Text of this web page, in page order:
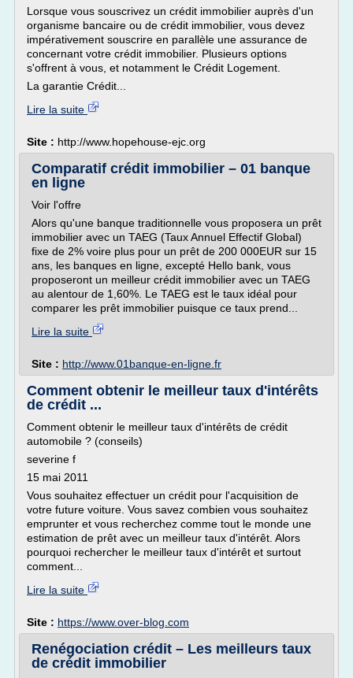
Lorsque vous souscrivez un crédit immobilier auprès d'un
organisme bancaire ou de crédit immobilier, vous devez
impérativement souscrire en parallèle une assurance de
concernant votre crédit immobilier. Plusieurs options
s'offrent à vous, et notamment le Crédit Logement.
La garantie Crédit...
Lire la suite
Site : http://www.hopehouse-ejc.org
Comparatif crédit immobilier – 01 banque
en ligne
Voir l'offre
Alors qu'une banque traditionnelle vous proposera un prêt
immobilier avec un TAEG (Taux Annuel Effectif Global)
fixe de 2% voire plus pour un prêt de 200 000EUR sur 15
ans, les banques en ligne, excepté Hello bank, vous
proposeront un meilleur crédit immobilier avec un TAEG
au alentour de 1,60%. Le TAEG est le taux idéal pour
comparer les prêt immobilier puisque ce taux prend...
Lire la suite
Site : http://www.01banque-en-ligne.fr
Comment obtenir le meilleur taux d'intérêts
de crédit ...
Comment obtenir le meilleur taux d'intérêts de crédit
automobile ? (conseils)
severine f
15 mai 2011
Vous souhaitez effectuer un crédit pour l'acquisition de
votre future voiture. Vous savez combien vous souhaitez
emprunter et vous recherchez comme tout le monde une
estimation de prêt avec un meilleur taux d'intérêt. Alors
pourquoi rechercher le meilleur taux d'intérêt et surtout
comment...
Lire la suite
Site : https://www.over-blog.com
Renégociation crédit – Les meilleurs taux
de crédit immobilier